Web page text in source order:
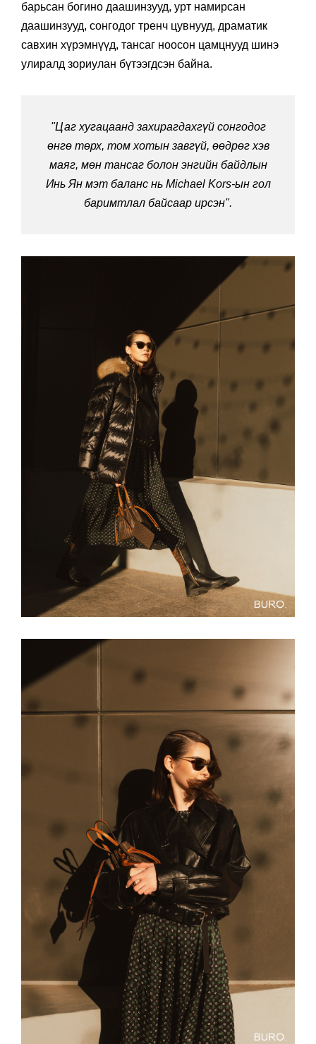
барьсан богино даашинзууд, урт намирсан
даашинзууд, сонгодог тренч цувнууд, драматик
савхин хүрэмнүүд, тансаг ноосон цамцнууд шинэ
улиралд зориулан бүтээгдсэн байна.
"Цаг хугацаанд захирагдахгүй сонгодог
өнгө төрх, том хотын завгүй, өөдрөг хэв
маяг, мөн тансаг болон энгийн байдлын
Инь Ян мэт баланс нь Michael Kors-ын гол
баримтлал байсаар ирсэн".